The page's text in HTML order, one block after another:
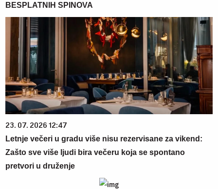
BESPLATNIH SPINOVA
23. 07. 2026 12:47
Letnje večeri u gradu više nisu rezervisane za vikend:
Zašto sve više ljudi bira večeru koja se spontano
pretvori u druženje